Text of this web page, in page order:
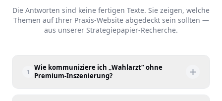
Die Antworten sind keine fertigen Texte. Sie zeigen, welche
Themen auf Ihrer Praxis-Website abgedeckt sein sollten —
aus unserer Strategiepapier-Recherche.
1
Wie kommuniziere ich „Wahlarzt“ ohne
Premium-Inszenierung?
Durch Fokus auf Zeit, nicht auf Exklusivität. Die Website-